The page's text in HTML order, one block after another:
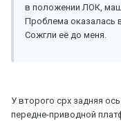
в положении ЛОК,
Проблема оказалась
Сожгли её до меня.
У второго срх задняя
передне-приводной